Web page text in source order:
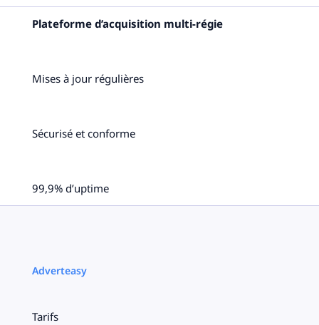
Plateforme d’acquisition multi-régie
Mises à jour régulières
Sécurisé et conforme
99,9% d’uptime
Adverteasy
Tarifs